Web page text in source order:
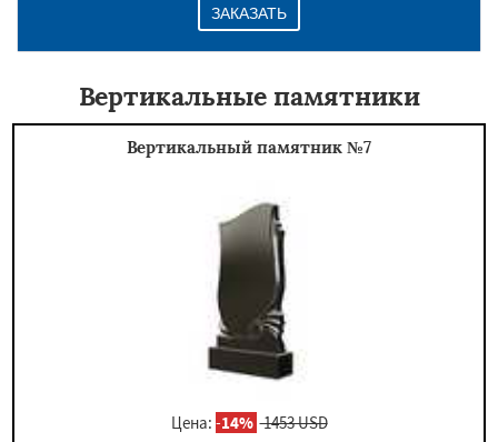
ЗАКАЗАТЬ
Вертикальные памятники
Вертикальный памятник №7
Цена: -14% 1453 USD